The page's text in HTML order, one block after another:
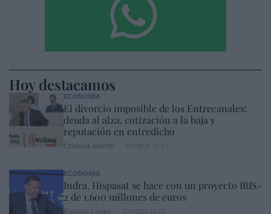
Hoy destacamos
ECONOMÍA
El divorcio imposible de los Entrecanales:
deuda al alza, cotización a la baja y
reputación en entredicho
ECONOMÍA
Indra. Hispasat se hace con un proyecto IRIS-
2 de 1.600 millones de euros